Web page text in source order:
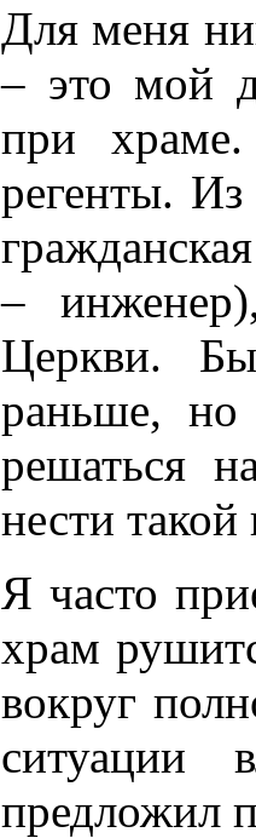
Для меня
– это мой
при
регенты.
–
Церкви.
раньше, но
решаться
нести такой
Я часто
храм
вокруг
ситуации
предложил